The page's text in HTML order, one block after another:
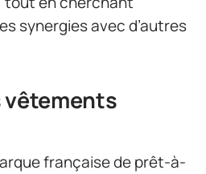
synergies avec d’autres
vêtements
française de prêt-à-